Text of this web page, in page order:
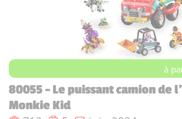
à
80055 - Le puissant camion de
Monkie Kid